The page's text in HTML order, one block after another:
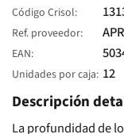
Código Crisol
Ref. proveedor
EAN
Unidades por caja 12
Descripción
La profundidad de